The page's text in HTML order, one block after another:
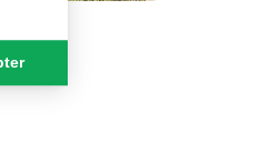
vos Options
vos paramètres de